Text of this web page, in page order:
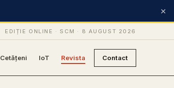
×
EDIȚIE ONLINE · SCM · 8 AUGUST 2026
Cetățeni IoT Revista Contact